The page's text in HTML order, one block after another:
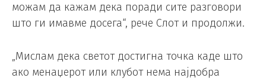
можам да кажам дека поради сите разговори
што ги имавме досега“, рече Слот и продолжи.
„Мислам дека светот достигна точка каде што
ако менаџерот или клубот нема најдобра